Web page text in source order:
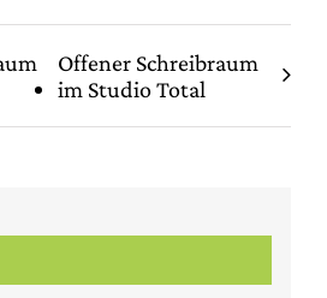
Offener Schreibraum
im Studio Total